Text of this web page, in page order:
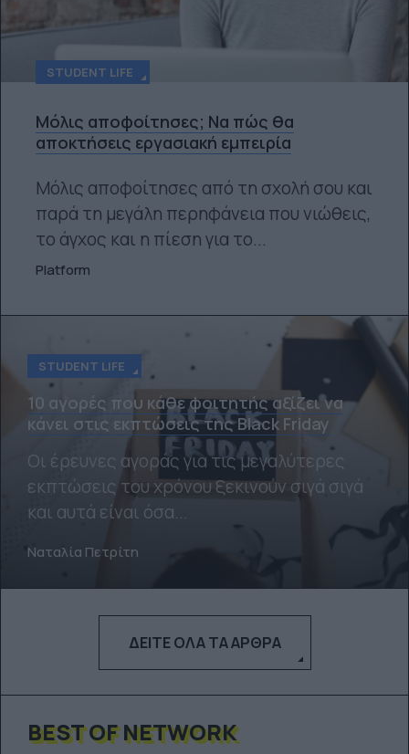
STUDENT LIFE
Μόλις αποφοίτησες; Να πώς θα
αποκτήσεις εργασιακή εμπειρία
Μόλις αποφοίτησες από τη σχολή σου και
παρά τη μεγάλη περηφάνεια που νιώθεις,
το άγχος και η πίεση για το...
Platform
STUDENT LIFE
10 αγορές που κάθε φοιτητής αξίζει να
κάνει στις εκπτώσεις της Black Friday
Οι έρευνες αγοράς για τις μεγαλύτερες
εκπτώσεις του χρόνου ξεκινούν σιγά σιγά
και αυτά είναι όσα...
Ναταλία Πετρίτη
ΔΕΊΤΕ ΌΛΑ ΤΑ ΆΡΘΡΑ
BEST OF NETWORK